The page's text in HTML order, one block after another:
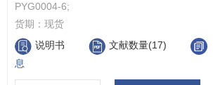
PYG0004-6;
货期： 现货
说明书
文献数量(17)
息